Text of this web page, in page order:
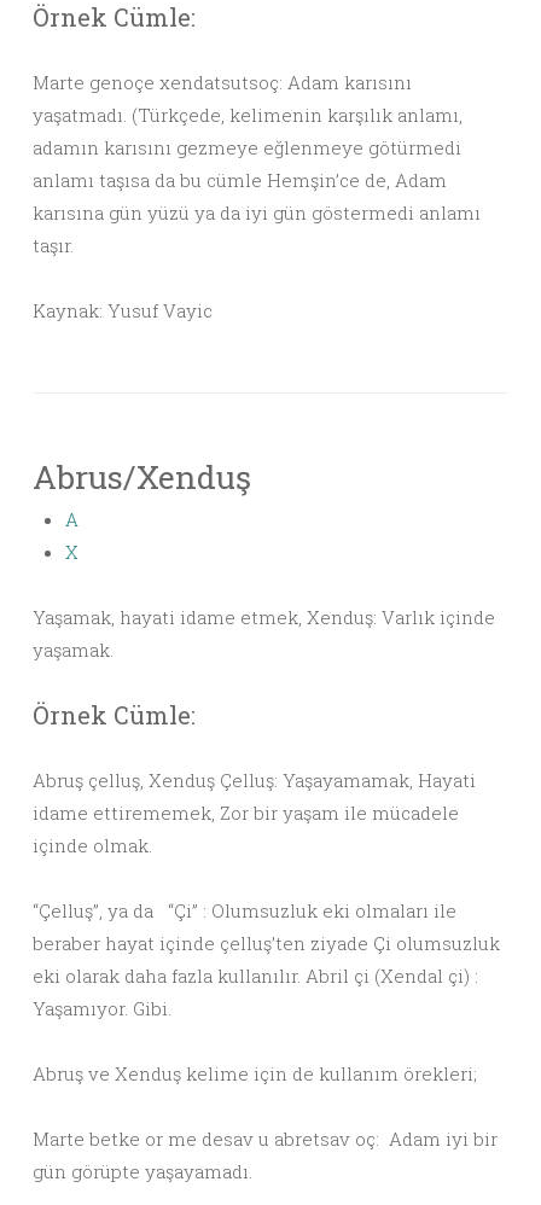
Örnek Cümle:
Marte genoçe xendatsutsoç: Adam karısını
yaşatmadı. (Türkçede, kelimenin karşılık anlamı,
adamın karısını gezmeye eğlenmeye götürmedi
anlamı taşısa da bu cümle Hemşin’ce de, Adam
karısına gün yüzü ya da iyi gün göstermedi anlamı
taşır.
Kaynak: Yusuf Vayic
Abrus/Xenduş
A
X
Yaşamak, hayati idame etmek, Xenduş: Varlık içinde
yaşamak.
Örnek Cümle:
Abruş çelluş, Xenduş Çelluş: Yaşayamamak, Hayati
idame ettirememek, Zor bir yaşam ile mücadele
içinde olmak.
“Çelluş”, ya da “Çi” : Olumsuzluk eki olmaları ile
beraber hayat içinde çelluş’ten ziyade Çi olumsuzluk
eki olarak daha fazla kullanılır. Abril çi (Xendal çi) :
Yaşamıyor. Gibi.
Abruş ve Xenduş kelime için de kullanım örekleri;
Marte betke or me desav u abretsav oç: Adam iyi bir
gün görüpte yaşayamadı.